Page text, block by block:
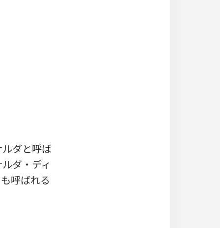
ダと呼ば
ダ・ディ
呼ばれる